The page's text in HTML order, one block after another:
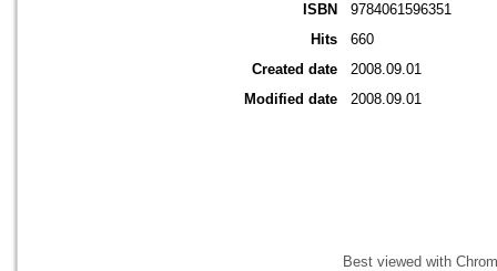
ISBN
9784061596351
Hits
660
Created date
2008.09.01
Modified date
2008.09.01
Best viewed with